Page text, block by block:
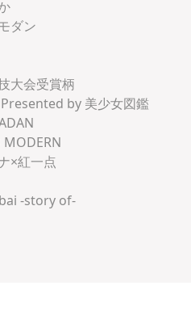
ダン
大会受賞柄
by 美少女図鑑
×紅一点
-story of-